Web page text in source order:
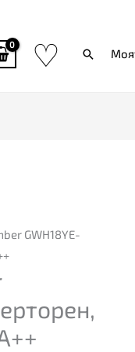
♡ Търси
GWH18YE-